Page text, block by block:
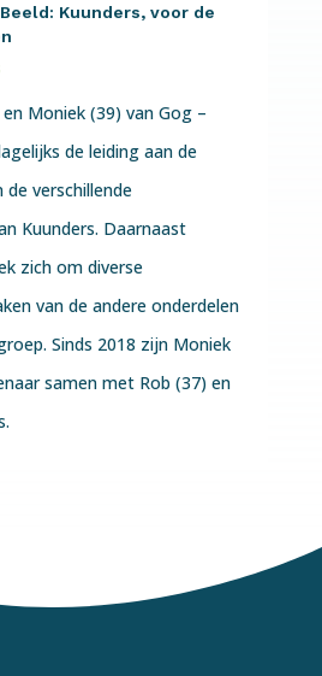
Kuunders, voor de
Moniek (39) van Gog –
de leiding aan de
verschillende
Kuunders. Daarnaast
zich om diverse
van de andere onderdelen
Sinds 2018 zijn Moniek
samen met Rob (37) en